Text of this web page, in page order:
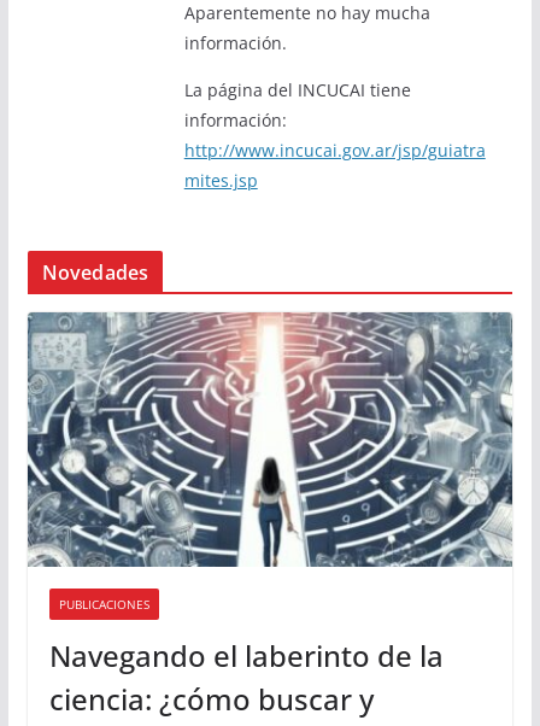
Aparentemente no hay mucha
información.
La página del INCUCAI tiene
información:
http://www.incucai.gov.ar/jsp/guiatra
mites.jsp
Novedades
PUBLICACIONES
Navegando el laberinto de la
ciencia: ¿cómo buscar y